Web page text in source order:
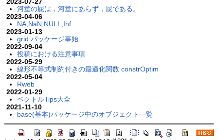
河童の屁は，河童にあらず，屁である。
2023-04-06
NA,NaN,NULL,Inf
2023-01-13
grid パッケージ事始
2022-09-04
投稿における注意事項
2022-05-29
線形不等式制約付きの最適化関数 constrOptim
2022-05-04
Rweb
2022-01-29
ベクトルTips大全
2021-11-10
base(基本)パッケージ中のオブジェクト一覧